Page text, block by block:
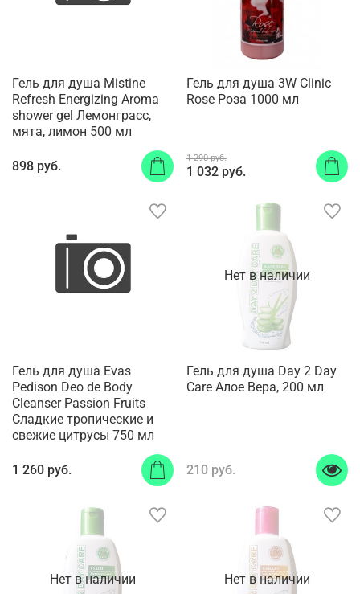
Гель для душа Mistine
Refresh Energizing Aroma
shower gel Лемонграсс,
мята, лимон 500 мл
898 руб.
Гель для душа 3W Clinic
Rose Роза 1000 мл
1 290 руб.
1 032 руб.
Гель для душа Evas
Pedison Deo de Body
Cleanser Passion Fruits
Сладкие тропические и
свежие цитрусы 750 мл
1 260 руб.
Нет в наличии
Гель для душа Day 2 Day
Care Алое Вера, 200 мл
210 руб.
Нет в наличии Нет в наличии